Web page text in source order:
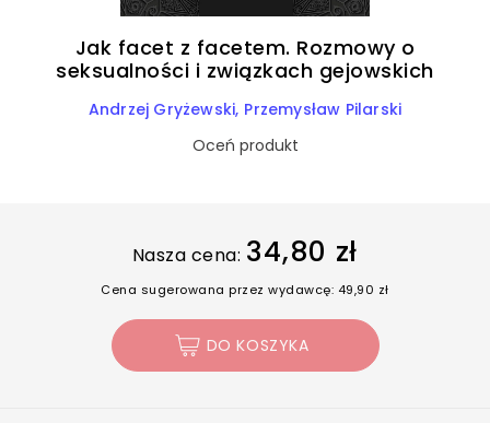
Jak facet z facetem. Rozmowy o
seksualności i związkach gejowskich
Andrzej Gryżewski Przemysław Pilarski
Oceń produkt
Nasza cena: 34,80 zł
Cena sugerowana przez wydawcę: 49,90 zł
DO KOSZYKA